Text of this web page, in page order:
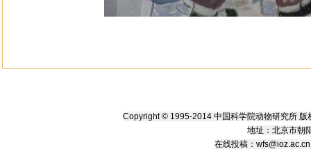
Copyright © 1995-2014 中国科学院动物研究所
地址：北京市朝
在线投稿 ： wfs@ioz.ac.cn